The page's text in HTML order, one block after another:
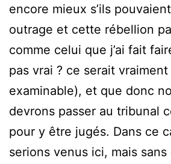
encore mieux s’ils
outrage et cette rébellion
comme celui que j’ai fait
pas vrai ? ce serait
examinable), et que donc
devrons passer au tribunal
pour y être jugés. Dans ce
serions venus ici, mais sans